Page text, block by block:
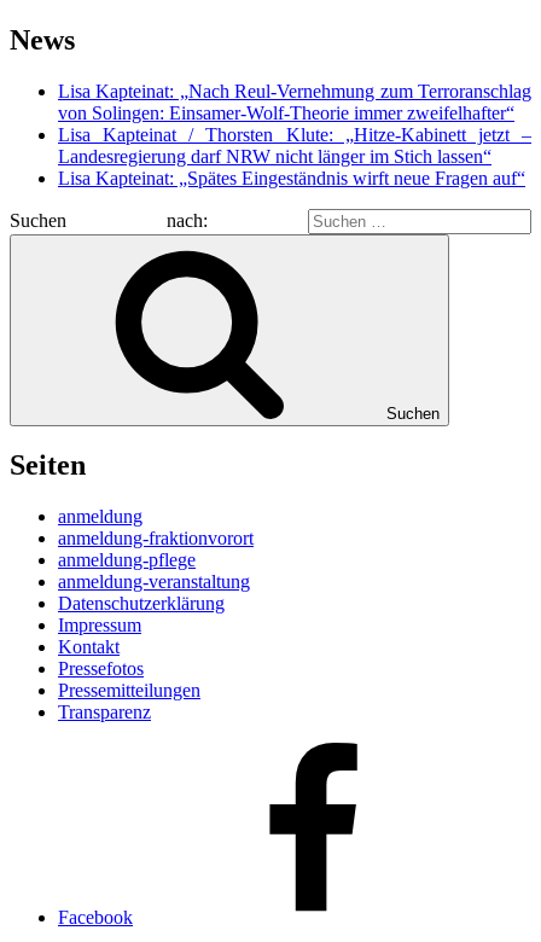
News
Lisa Kapteinat: „Nach Reul-Vernehmung zum Terroranschlag
von Solingen: Einsamer-Wolf-Theorie immer zweifelhafter“
Lisa Kapteinat / Thorsten Klute: „Hitze-Kabinett jetzt –
Landesregierung darf NRW nicht länger im Stich lassen“
Lisa Kapteinat: „Spätes Eingeständnis wirft neue Fragen auf“
Suchen nach:
Suchen
Seiten
anmeldung
anmeldung-fraktionvorort
anmeldung-pflege
anmeldung-veranstaltung
Datenschutzerklärung
Impressum
Kontakt
Pressefotos
Pressemitteilungen
Transparenz
Facebook